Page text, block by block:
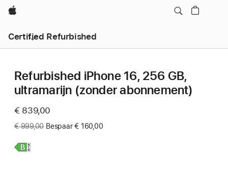
Apple
Certified Refurbished
Refurbished iPhone 16, 256 GB,
ultramarijn (zonder abonnement)
Now
€ 839,00
Was
€ 999,00 Bespaar € 160,00
Meer